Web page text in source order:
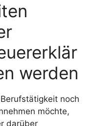
werden
noch
möchte,
darüber